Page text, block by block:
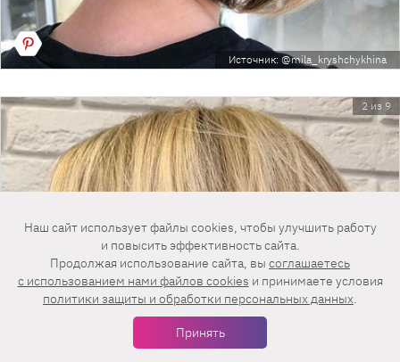
Источник: @mila_kryshchykhina
2 из 9
Наш сайт использует файлы cookies, чтобы улучшить работу
и повысить эффективность сайта.
Продолжая использование сайта, вы соглашаетесь
c использованием нами файлов cookies и принимаете условия
политики защиты и обработки персональных данных.
Принять